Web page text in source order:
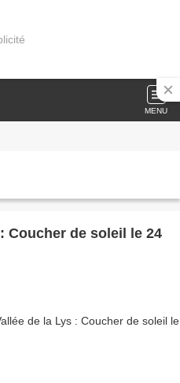
MENU
Coucher de soleil le 24